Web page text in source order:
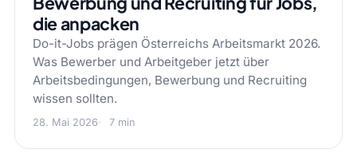
die anpacken
Do-it-Jobs prägen Österreichs Arbeitsmarkt 2026.
Was Bewerber und Arbeitgeber jetzt über
Arbeitsbedingungen, Bewerbung und Recruiting
wissen sollten.
28. Mai 2026 7 min